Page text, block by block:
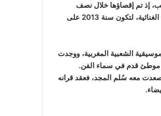
إذ تم إقصاؤها خلال نصف
النهائي، وواصلت المحاولة تلو الأخرى لدخول عالم الفن والغناء من بوابة المسابقات الغنائية، لتكون سنة 2013 على
الشعبية المغربية، ووجدت
موطئ قدم في سماء الفن.
صعدت معه سُلم المجد، فعقد قرانه